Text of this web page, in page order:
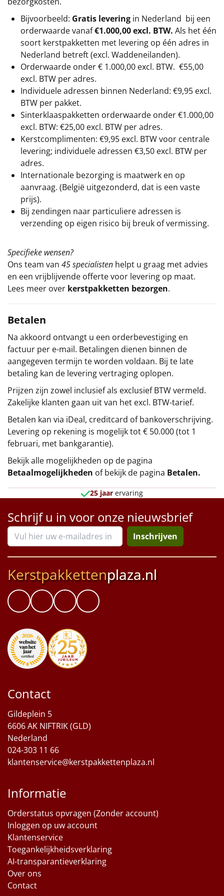
Bijvoorbeeld: Gratis levering in Nederland bij een
orderwaarde vanaf€1.000,00 excl. BTW. Als het één
soort kerstpakketten met levering op één adres in
Nederland betreft (excl. Waddeneilanden).
Orderwaarde onder € 1.000,00 excl. BTW. €55,00
excl. BTW per adres.
Individuele adressen binnen Nederland: €9,95 excl.
BTW per pakket.
Sinterklaaspakketten orderwaarde onder €1.000,00
excl. BTW: €25,00 excl. BTW per adres.
Kerstcomplimenten: €9,95 excl. BTW voor centrale
levering; individuele adressen €3,50 excl. BTW per
adres.
Internationale bezorging is maatwerk en op
aanvraag. (België uitgezonderd, dat is een vaste
prijs).
Bij zendingen naar particuliere adressen is
verzending op eigen risico bij breuk of vermissing.
Specifieke wensen?
Ons team van 45 specialisten helpt u graag met advies
en een vrijblijvende offerte voor levering op maat.
Lees meer over kerstpakketten bezorgen.
Betalen
Na akkoord ontvangt u een orderbevestiging en
factuur per e-mail. Betalingen dienen binnen de
aangegeven termijn te worden voldaan. Bij te late
betaling kan de levering vertraging oplopen.
Prijzen zijn zowel inclusief als exclusief BTW vermeld.
Zakelijke klanten gaan uit van het excl. BTW-tarief.
Betalen kan via iDeal, creditcard of bankoverschrijving.
Levering op rekening is mogelijk tot € 50.000 (tot 1
februari, met bankgarantie).
Bekijk alle mogelijkheden op de pagina
Betaalmogelijkheden of bekijk de pagina Betalen.
25 jaar ervaring
Schrijf u in voor onze nieuwsbrief
Inschrijven
Kerstpakkettenplaza.nl
Contact
Gildeplein 5
6606 AK NIFTRIK (GLD)
Nederland
024-303 11 66
klantenservice@kerstpakkettenplaza.nl
Informatie
Orderstatus opvragen (Zonder account)
Inloggen op uw account
Klantenservice
Toegankelijkheidsverklaring
AI-transparantieverklaring
Over ons
Contact